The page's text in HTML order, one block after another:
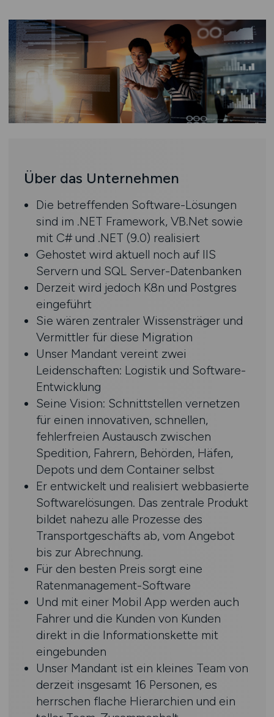
Über das Unternehmen
Die betreffenden Software-Lösungen
sind im .NET Framework, VB.Net sowie
mit C# und .NET (9.0) realisiert
Gehostet wird aktuell noch auf IIS
Servern und SQL Server-Datenbanken
Derzeit wird jedoch K8n und Postgres
eingeführt
Sie wären zentraler Wissensträger und
Vermittler für diese Migration
Unser Mandant vereint zwei
Leidenschaften: Logistik und Software-
Entwicklung
Seine Vision: Schnittstellen vernetzen
für einen innovativen, schnellen,
fehlerfreien Austausch zwischen
Spedition, Fahrern, Behörden, Häfen,
Depots und dem Container selbst
Er entwickelt und realisiert webbasierte
Softwarelösungen. Das zentrale Produkt
bildet nahezu alle Prozesse des
Transportgeschäfts ab, vom Angebot
bis zur Abrechnung.
Für den besten Preis sorgt eine
Ratenmanagement-Software
Und mit einer Mobil App werden auch
Fahrer und die Kunden von Kunden
direkt in die Informationskette mit
eingebunden
Unser Mandant ist ein kleines Team von
derzeit insgesamt 16 Personen, es
herrschen flache Hierarchien und ein